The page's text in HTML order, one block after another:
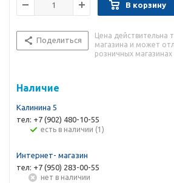
В корзину
Поделиться
Цена действительна
магазина и может
розничных магазинах
Наличие
Калинина 5
тел: +7 (902) 480-10-55
Есть в наличии (1)
Интернет- магазин
тел: +7 (950) 283-00-55
Нет в наличии